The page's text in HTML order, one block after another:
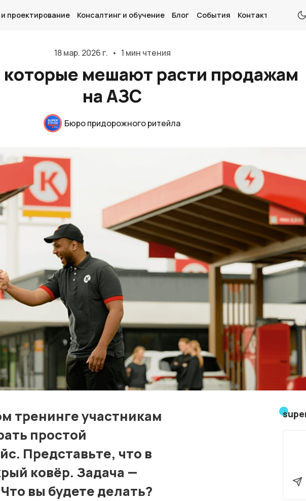
Главная
События
Контакты
Лучшие АЗС мира
Мнения
Видео
Подписка
Условия использования материалов
Политика конфиденциальности и cookie
проектирование Консалтинг и обучение Блог События Контакты
18 мар. 2026 г. • 1 мин чтения
мешают расти продажам
на АЗС
Бюро придорожного ритейла
тренинге участникам
простой
Представьте, что в
ковёр. Задача —
вы будете делать?